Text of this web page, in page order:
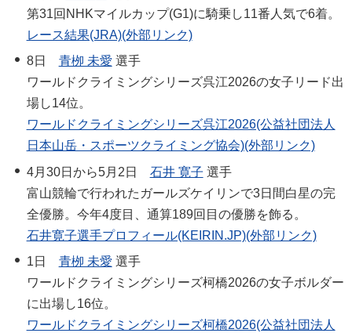
第31回NHKマイルカップ(G1)に騎乗し11番人気で6着。
レース結果(JRA)(外部リンク)
8日 青栁 未愛 選手
ワールドクライミングシリーズ呉江2026の女子リード出
場し14位。
ワールドクライミングシリーズ呉江2026(公益社団法人
日本山岳・スポーツクライミング協会)(外部リンク)
4月30日から5月2日 石井 寛子 選手
富山競輪で行われたガールズケイリンで3日間白星の完
全優勝。今年4度目、通算189回目の優勝を飾る。
石井寛子選手プロフィール(KEIRIN.JP)(外部リンク)
1日 青栁 未愛 選手
ワールドクライミングシリーズ柯橋2026の女子ボルダー
に出場し16位。
ワールドクライミングシリーズ柯橋2026(公益社団法人